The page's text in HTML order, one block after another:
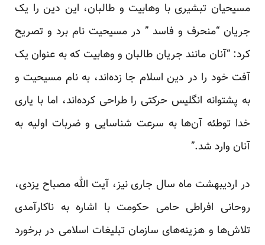
مسیحیان تبشیری با وهابیت و طالبان، این دین را یک
جریان “منحرف و فاسد ” در مسیحیت نام برد و تصریح
کرد: “آنان مانند جریان طالبان و وهابیت که به عنوان یک
آفت خود را در دین اسلام جا زده‌اند، به نام مسیحیت و
به پشتوانه انگلیس حرکتی را طراحی کرده‌اند، اما با یاری
خدا توطئه آن‌ها به سرعت شناسایی و ضربات اولیه به
آنان وارد شد.”
در اردیبهشت ماه سال جاری نیز، آیت الله مصباح یزدی،
روحانی افراطی حامی حکومت با اشاره به ناکارآمدی
تلاش‌ها و هزینه‌های سازمان تبلیغات اسلامی در برخورد